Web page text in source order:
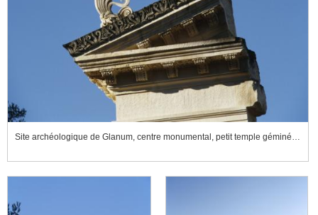
Site archéologique de Glanum, centre monumental, petit temple géminé, détail du fronton